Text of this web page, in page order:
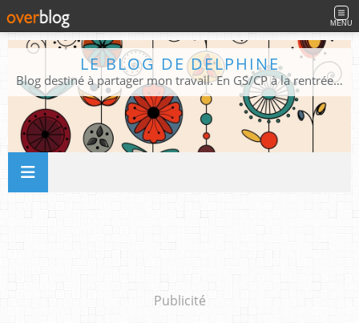
MENU
LE BLOG DE DELPHINE
Blog destiné à partager mon travail. En GS/CP à la rentrée 2026/2027 !
Publicité